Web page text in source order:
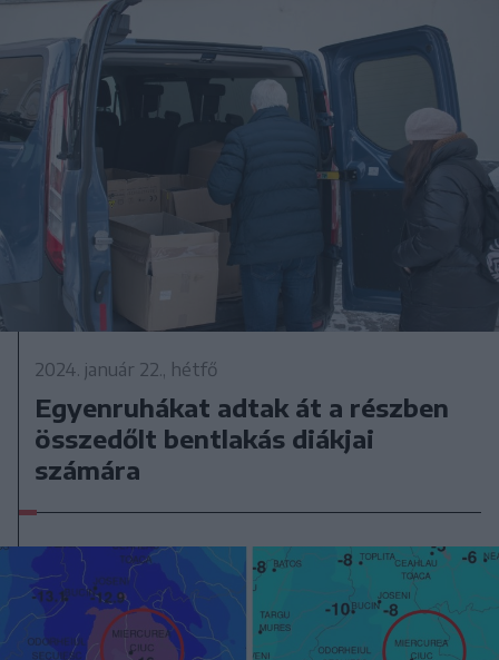
2024. január 22., hétfő
Egyenruhákat adtak át a részben
összedőlt bentlakás diákjai
számára